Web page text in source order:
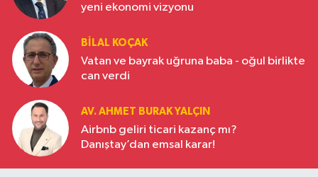
yeni ekonomi vizyonu
BILAL KOÇAK
Vatan ve bayrak uğruna baba - oğul birlikte
can verdi
AV. AHMET BURAK YALÇIN
Airbnb geliri ticari kazanç mı?
Danıştay’dan emsal karar!